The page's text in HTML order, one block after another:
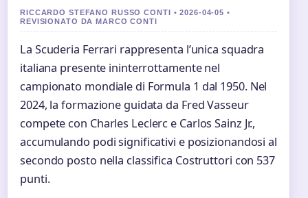
RICCARDO STEFANO RUSSO CONTI • 2026-04-05 •
REVISIONATO DA MARCO CONTI
La Scuderia Ferrari rappresenta l’unica squadra
italiana presente ininterrottamente nel
campionato mondiale di Formula 1 dal 1950. Nel
2024, la formazione guidata da Fred Vasseur
compete con Charles Leclerc e Carlos Sainz Jr.,
accumulando podi significativi e posizionandosi al
secondo posto nella classifica Costruttori con 537
punti.